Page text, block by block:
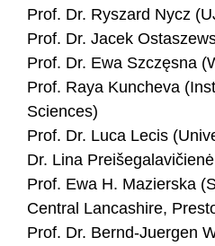
Prof. Dr. Ryszard Nycz
Prof. Dr. Jacek
Prof. Dr. Ewa Szczęsna
Prof. Raya Kuncheva
Sciences)
Prof. Dr. Luca Lecis
Dr. Lina
Prof. Ewa H. Mazierska
Central Lancashire,
Prof. Dr. Bernd-Juergen